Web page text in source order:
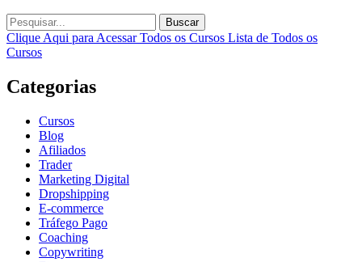
Buscar
Clique Aqui para Acessar Todos os Cursos Lista de Todos os
Cursos
Categorias
Cursos
Blog
Afiliados
Trader
Marketing Digital
Dropshipping
E-commerce
Tráfego Pago
Coaching
Copywriting